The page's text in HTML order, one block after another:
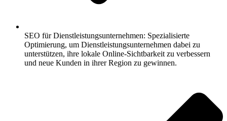
SEO für Dienstleistungsunternehmen: Spezialisierte
Optimierung, um Dienstleistungsunternehmen dabei zu
unterstützen, ihre lokale Online-Sichtbarkeit zu verbessern
und neue Kunden in ihrer Region zu gewinnen.